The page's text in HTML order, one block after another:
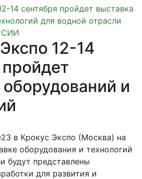
12-14
и
в Крокус Экспо (Москва) на
оборудования и технологий
будут представлены
для развития и